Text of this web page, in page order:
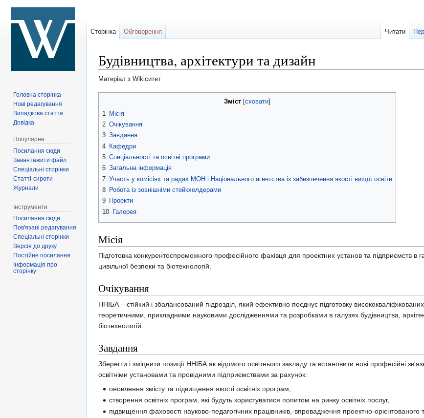
Будівництва, архітектури та дизайн
Матеріал з Wikiситет
Зміст
1
Місія
2 Очікування
3 Завдання
4 Кафедри
5 Спеціальності та освітні програми
6 Загальна інформація
7 Участь у комісіях та радах МОН і Національного агентства із забезпечення якості вищої освіти
8 Робота із зовнішніми стейкхолдерами
9 Проекти
10 Галерея
Місія
Підготовка конкурентоспроможного професійного фахівця для проектних установ та підприємств в
цивільної безпеки та біотехнологій.
Очікування
ННІБА – стійкий і збалансований підрозділ, який ефективно поєднує підготовку
теоретичними, прикладними науковими дослідженнями та розробками в галузях будівництва,
біотехнологій.
Завдання
Зберегти і зміцнити позиції ННІБА як відомого освітнього закладу та встановити нові професійні
освітніми установами та провідними підприємствами за рахунок:
оновлення змісту та підвищення якості освітніх програм,
створення освітніх програм, які будуть користуватися попитом на ринку освітніх послуг,
підвищення фаховості науково-педагогічних працівників,-впровадження проектно-орієнтованого
Сторінка Обговорення Читати
Головна сторінка
Нові редагування
Випадкова стаття
Довідка
Популярне
Посилання сюди
Завантажити файл
Спеціальні сторінки
Статті-сироти
Журнали
Інструменти
Посилання сюди
Пов'язані редагування
Спеціальні сторінки
Версія до друку
Постійне посилання
Інформація про
сторінку